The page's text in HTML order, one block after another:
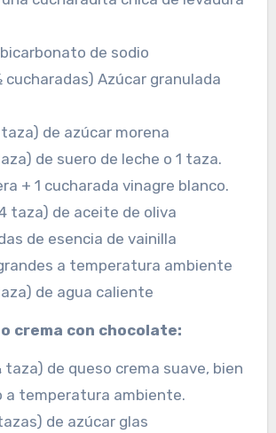
de sodio
cucharadas) Azúcar granulada
de azúcar morena
de suero de leche o 1 taza.
+ 1 cucharada vinagre blanco.
taza) de aceite de oliva
de esencia de vainilla
a temperatura ambiente
de agua caliente
crema con chocolate:
taza) de queso crema suave, bien
a temperatura ambiente.
de azúcar glas